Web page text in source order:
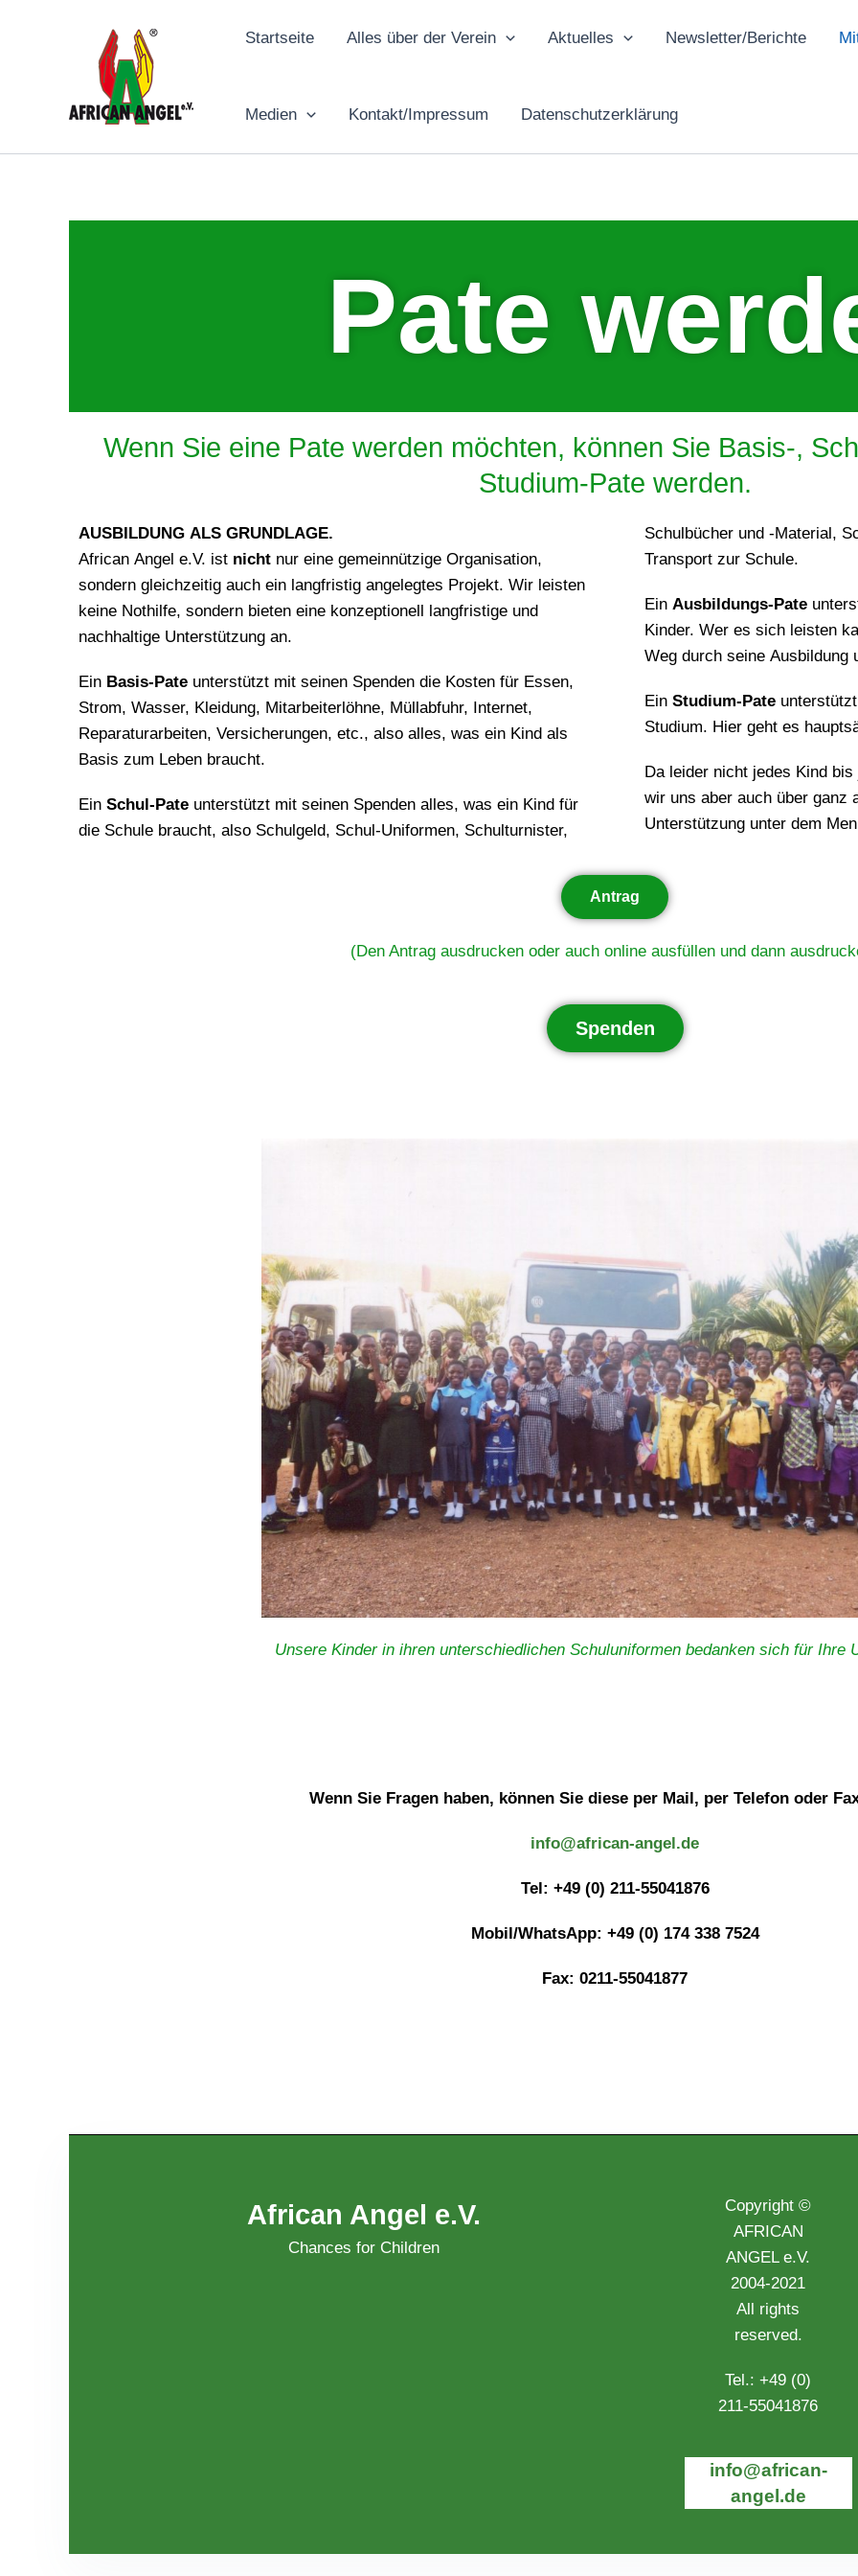
Startseite Alles über der Verein Aktuelles Newsletter/Berichte
Medien Kontakt/Impressum Datenschutzerklärung
Pate
Wenn Sie eine Pate werden möchten, können Sie Basis-,
Studium-Pate werden.
AUSBILDUNG ALS GRUNDLAGE.
African Angel e.V. ist nicht nur eine gemeinnützige Organisation,
sondern gleichzeitig auch ein langfristig angelegtes Projekt. Wir leisten
keine Nothilfe, sondern bieten eine konzeptionell langfristige und
nachhaltige Unterstützung an.
Ein Basis-Pate unterstützt mit seinen Spenden die Kosten für Essen,
Strom, Wasser, Kleidung, Mitarbeiterlöhne, Müllabfuhr, Internet,
Reparaturarbeiten, Versicherungen, etc., also alles, was ein Kind als
Basis zum Leben braucht.
Ein Schul-Pate unterstützt mit seinen Spenden alles, was ein Kind für
die Schule braucht, also Schulgeld, Schul-Uniformen, Schulturnister,
Schulbücher und -Material,
Transport zur Schule.
Ein Ausbildungs-Pate
Kinder. Wer es sich leisten
Weg durch seine Ausbildung
Ein Studium-Pateunterstützt
Studium. Hier geht es
Da leider nicht jedes Kind
wir uns aber auch über ganz
Unterstützung unter dem
Antrag
(Den Antrag ausdrucken oder auch online ausfüllen und dann
Spenden
Unsere Kinder in ihren unterschiedlichen Schuluniformen bedanken sich für Ihre
Wenn Sie Fragen haben, können Sie diese per Mail, per Telefon oder
info@african-angel.de
Tel: +49 (0) 211-55041876
Mobil/WhatsApp: +49 (0) 174 338 7524
Fax: 0211-55041877
African Angel e.V.
Chances for Children
Copyright ©
AFRICAN
ANGEL e.V.
2004-2021
All rights
reserved.
Tel.: +49 (0)
211-55041876
info@african-
angel.de